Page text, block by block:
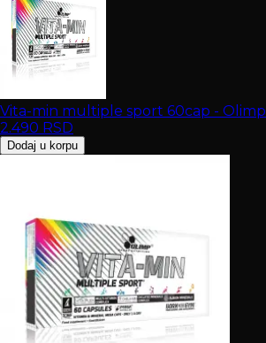
Vita-min multiple sport 60cap - Olimp
2.490 RSD
Dodaj u korpu